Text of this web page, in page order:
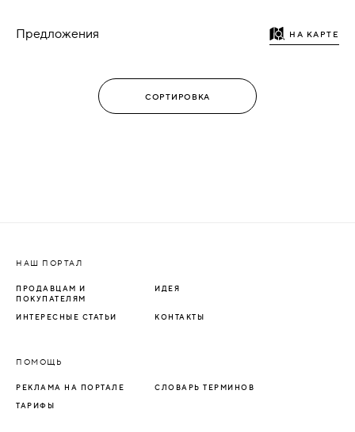
Предложения НА КАРТЕ
НАШ ПОРТАЛ
ПРОДАВЦАМ И
ПОКУПАТЕЛЯМ
ИДЕЯ
ИНТЕРЕСНЫЕ СТАТЬИ КОНТАКТЫ
ПОМОЩЬ
РЕКЛАМА НА ПОРТАЛЕ СЛОВАРЬ ТЕРМИНОВ
ТАРИФЫ